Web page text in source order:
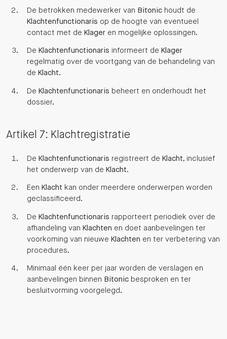
De betrokken medewerker van Bitonichoudt de
Klachtenfunctionaris op de hoogte van eventueel
contact met de Klageren mogelijke oplossingen.
De Klachtenfunctionaris informeert de Klager
regelmatig over de voortgang van de behandeling van
de Klacht.
De Klachtenfunctionaris beheert en onderhoudt het
dossier.
Artikel 7: Klachtregistratie
De Klachtenfunctionaris registreert de Klacht, inclusief
het onderwerp van de Klacht.
Een Klachtkan onder meerdere onderwerpen worden
geclassificeerd.
De Klachtenfunctionaris rapporteert periodiek over de
afhandeling van Klachten en doet aanbevelingen ter
voorkoming van nieuwe Klachten en ter verbetering van
procedures.
Minimaal één keer per jaar worden de verslagen en
aanbevelingen binnen Bitonicbesproken en ter
besluitvorming voorgelegd.